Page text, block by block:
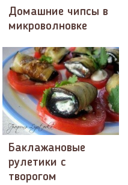
Домашние чипсы в
микроволновке
Баклажановые
рулетики с
творогом